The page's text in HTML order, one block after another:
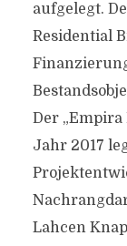
aufgelegt.
Residential
Der „Empira
Jahr 2017
Lahcen